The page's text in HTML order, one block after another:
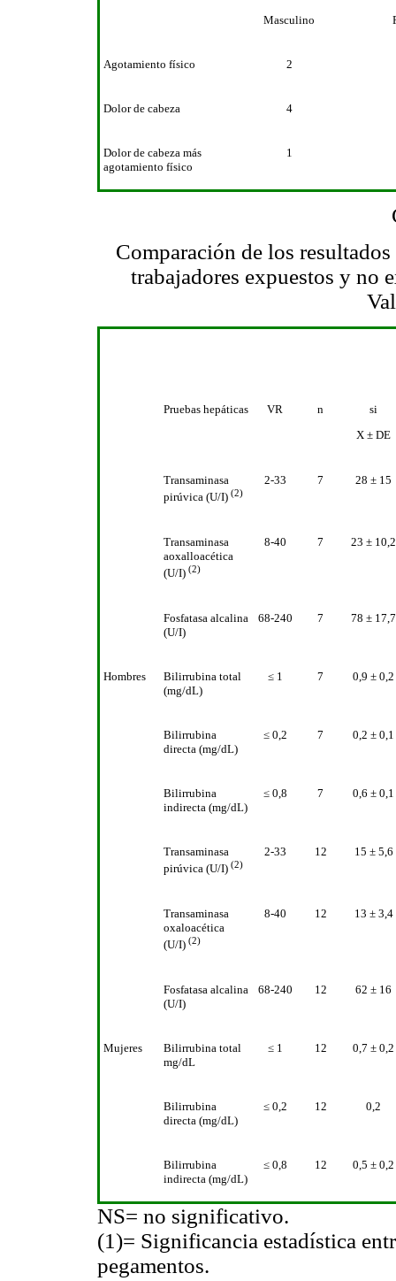
Masculino
Agotamiento físico 2
Dolor de cabeza 4
Dolor de cabeza más
agotamiento físico
1
Comparación de los
trabajadores expuestos y no
Pruebas hepáticas VR n
si
X ± DE
Transaminasa
pirúvica (U/I) (2)
2-33 7 28 ± 15
Transaminasa
aoxalloacética
(U/I) (2)
8-40 7 23 ± 10,2
Fosfatasa alcalina
(U/I)
68-240 7 78 ± 17,7
Hombres
Bilirrubina total
(mg/dL)
≤ 1 7 0,9 ± 0,2
Bilirrubina
directa (mg/dL)
≤ 0,2 7 0,2 ± 0,1
Bilirrubina
indirecta (mg/dL)
≤ 0,8 7 0,6 ± 0,1
Transaminasa
pirúvica (U/I) (2)
2-33 12 15 ± 5,6
Transaminasa
oxaloacética
(U/I) (2)
8-40 12 13 ± 3,4
Fosfatasa alcalina
(U/I)
68-240 12 62 ± 16
Mujeres
Bilirrubina total
mg/dL
≤ 1 12 0,7 ± 0,2
Bilirrubina
directa (mg/dL)
≤ 0,2 12 0,2
Bilirrubina
indirecta (mg/dL)
≤ 0,8 12 0,5 ± 0,2
NS= no significativo.
(1)= Significancia estadística
pegamentos.